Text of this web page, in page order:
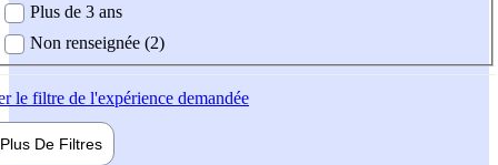
Plus de 3 ans
Non renseignée (2)
le filtre de l'expérience demandée
Plus De Filtres